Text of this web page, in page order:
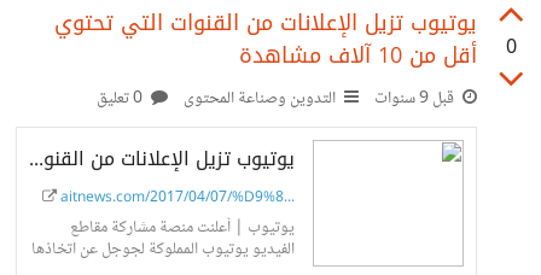
0
يوتيوب تزيل الإعلانات من القنوات التي تحتوي
أقل من 10 آلاف مشاهدة
قبل 9 سنوات التدوين وصناعة المحتوى
يوتيوب تزيل الإعلانات من القنوات التي تحتوي أقل من 10 آلاف مشاهدة | البوابة...
aitnews.com/2017/04/07/%D9%8...
يوتيوب | أعلنت منصة مشاركة مقاطع
الفيديو يوتيوب المملوكة لجوجل عن اتخاذها